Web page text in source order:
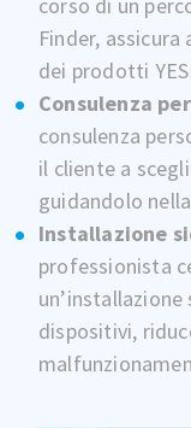
corso di un
Finder,
dei prodotti
Consulenza
consulenza
il cliente a
guidandolo
Installazione
professionista
dispositivi,